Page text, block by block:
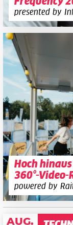
Frequency
presented by
Hoch hinaus
360°-
powered by
AUG.